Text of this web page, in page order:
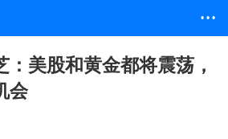
• • •
：美股和黄金都将震荡，
会